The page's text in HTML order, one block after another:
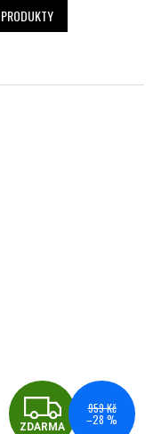
ZDARMA
959 Kč
–28 %